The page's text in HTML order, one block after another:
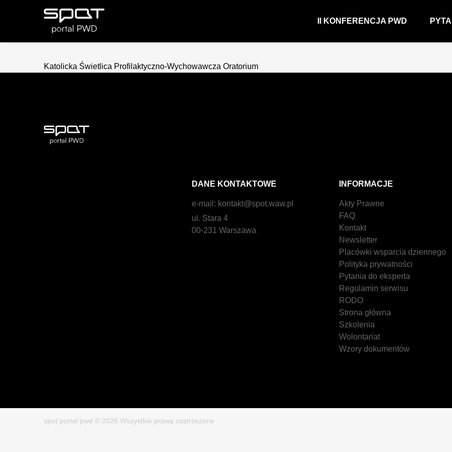
II KONFERENCJA PWD
Katolicka Świetlica Profilaktyczno-Wychowawcza Oratorium
DANE KONTAKTOWE
e-mail: kontakt@spot.waw.pl
ul. Stara 4
00-231 Warszawa
INFORMACJE
Akty Prawne
FAQ
Kontakt
Newsletter
Placówki wsparcia dziennego
Polityka prywatności
Pytania do eksperta
Regulamin serwisu
RODO
Strona główna
Szkolenia
Wolontariat
Wzory dokumentów
spot portal pwd © 2026 Wszystkie prawa zastrzeżone